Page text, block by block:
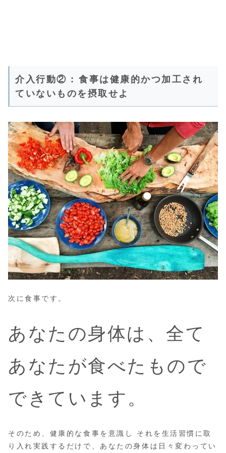
介入行動② : 食事は健康的かつ加工され
ていないものを摂取せよ
次に食事です。
あなたの身体は、全て
あなたが食べたもので
できています。
そのため、健康的な食事を意識し それを生活習慣に取
り入れ実践するだけで、あなたの身体は日々変わってい